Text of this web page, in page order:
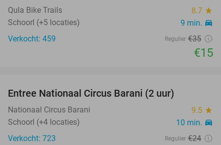
Qula Bike Trails 8.7 star
Schoorl (+5 locaties) 9 min. directions_car
Verkocht: 459 Regulier €35
€15
Entree Nationaal Circus Barani (2 uur)
Nationaal Circus Barani 9.5 star
Schoorl (+4 locaties) 10 min. directions_car
Verkocht: 723 Regulier €24